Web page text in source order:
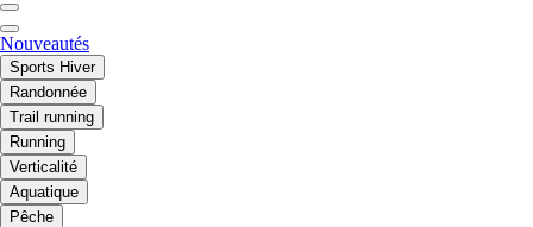
Nouveautés
Sports Hiver
Randonnée
Trail running
Running
Verticalité
Aquatique
Pêche